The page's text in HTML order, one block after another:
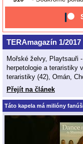
TERAmagazín 1/2017
Mořské želvy, Playtsauři
herpetologie a teraristiky
teraristiky (42), Omán,
Přejít na článek
Táto kapela má milióny